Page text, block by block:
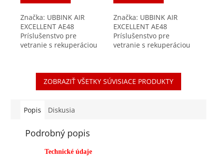
Značka: UBBINK AIR
EXCELLENT AE48
Príslušenstvo pre
vetranie s rekuperáciou
DN125mm je súčasťou
vysokokvalitného
rozvodného systému...
Značka: UBBINK AIR
EXCELLENT AE48
Príslušenstvo pre
vetranie s rekuperáciou
vzduchotesný spoj
rozvodného systému Air
Excellent. Click...
ZOBRAZIŤ VŠETKY SÚVISIACE PRODUKTY
Popis Diskusia
Podrobný popis
Technické údaje